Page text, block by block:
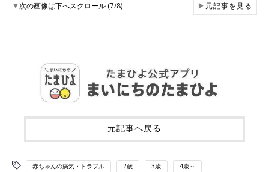
▼次の画像は下へスクロール (7/8) ▶元記事を見る
元記事へ戻る
赤ちゃんの病気・トラブル 2歳 3歳 4歳～